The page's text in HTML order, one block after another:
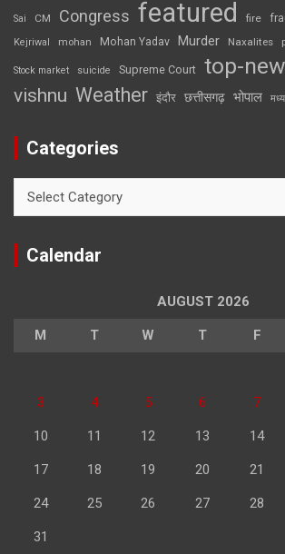
Sai CM Congress featured fire
Kejriwal mohan Mohan Yadav Murder Naxalites
Stock market suicide Supreme Court top-
vishnu Weather इंदौर छत्तीसगढ़ भोपाल
Categories
Calendar
AUGUST 2026
M T W T F
3 4 5 6 7
10 11 12 13 14
17 18 19 20 21
24 25 26 27 28
31